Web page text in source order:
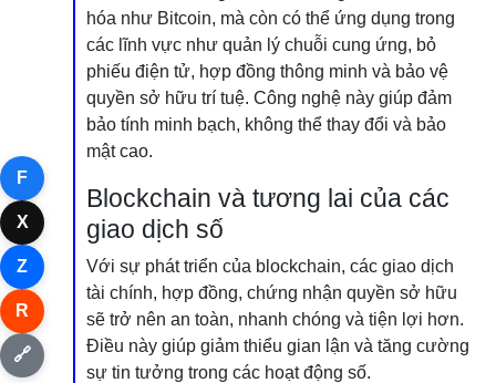
hóa như Bitcoin, mà còn có thể ứng dụng trong
các lĩnh vực như quản lý chuỗi cung ứng, bỏ
phiếu điện tử, hợp đồng thông minh và bảo vệ
quyền sở hữu trí tuệ. Công nghệ này giúp đảm
bảo tính minh bạch, không thể thay đổi và bảo
mật cao.
Blockchain và tương lai của các
giao dịch số
Với sự phát triển của blockchain, các giao dịch
tài chính, hợp đồng, chứng nhận quyền sở hữu
sẽ trở nên an toàn, nhanh chóng và tiện lợi hơn.
Điều này giúp giảm thiểu gian lận và tăng cường
sự tin tưởng trong các hoạt động số.
F
X
Z
R
🔗